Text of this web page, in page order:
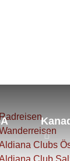
Clubs
Club